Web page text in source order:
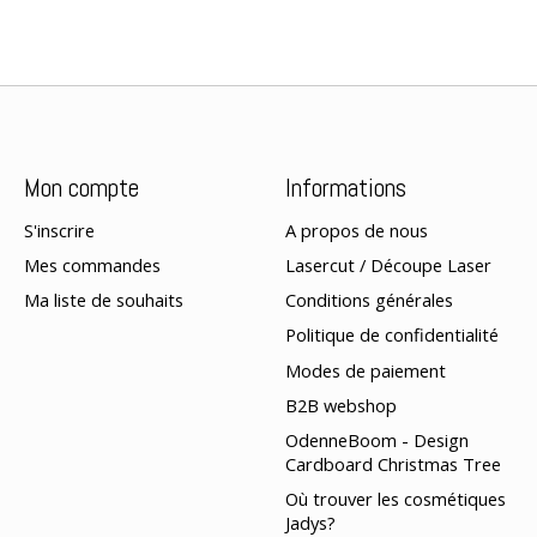
Mon compte
S'inscrire
Mes commandes
Ma liste de souhaits
Informations
A propos de nous
Lasercut / Découpe Laser
Conditions générales
Politique de confidentialité
Modes de paiement
B2B webshop
OdenneBoom - Design
Cardboard Christmas Tree
Où trouver les cosmétiques
Jadys?